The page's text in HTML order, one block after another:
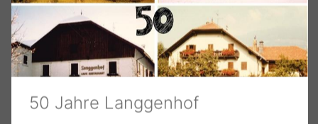
50 Jahre Langgenhof